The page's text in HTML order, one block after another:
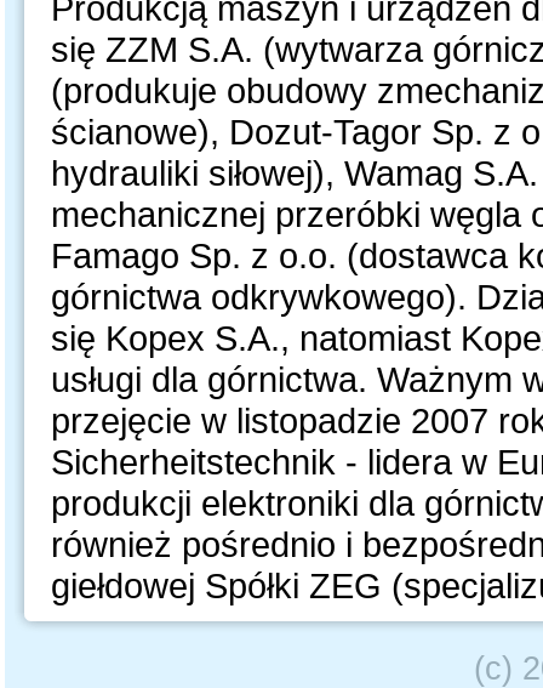
się ZZM S.A. (wytwarza
(produkuje obudowy
ścianowe), Dozut-Tagor Sp. z
hydrauliki siłowej), Wamag
mechanicznej przeróbki węgla
Famago Sp. z o.o. (dostawca
górnictwa odkrywkowego).
się Kopex S.A., natomiast
usługi dla górnictwa. Ważnym
przejęcie w listopadzie 2007
Sicherheitstechnik - lidera w
produkcji elektroniki dla
również pośrednio i
giełdowej Spółki ZEG
(c)